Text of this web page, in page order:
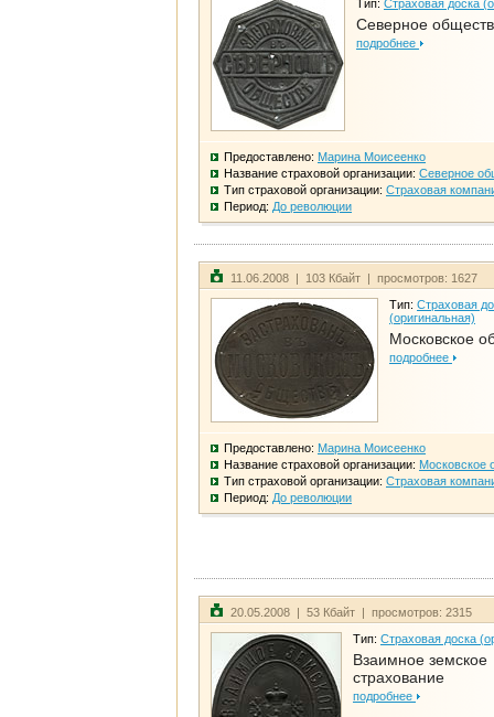
Тип: Страховая доска
Северное
подробнее
Предоставлено: Марина Моисеенко
Название страховой организации: Северное
Тип страховой организации: Страховая
Период: До революции
11.06.2008 | 103 Кбайт | просмотров: 1627
Тип: Страховая
(оригинальная)
Московское
подробнее
Предоставлено: Марина Моисеенко
Название страховой организации: Московское
Тип страховой организации: Страховая
Период: До революции
20.05.2008 | 53 Кбайт | просмотров: 2315
Тип: Страховая доска
Взаимное земское
страхование
подробнее